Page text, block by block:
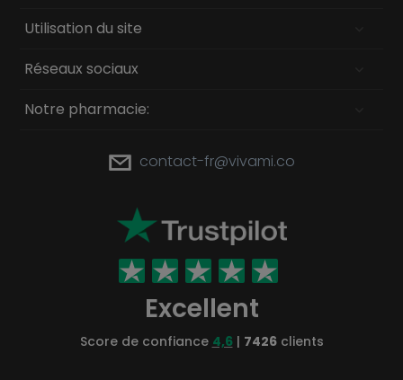
Utilisation du site
Réseaux sociaux
Notre pharmacie:
contact-fr@vivami.co
Excellent
Score de confiance 4,6| 7426clients